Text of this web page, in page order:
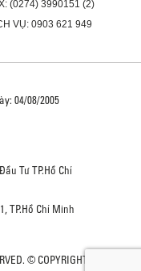
(0274) 3990151 (2)
VỤ: 0903 621 949
04/08/2005
Tư TP.Hồ Chí
TP.Hồ Chí Minh
© COPYRIGHT